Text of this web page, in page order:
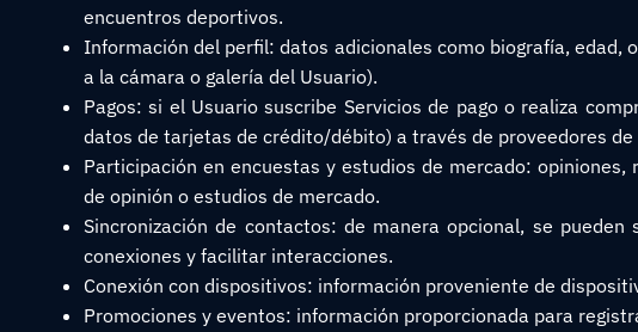
encuentros deportivos.
Información del perfil: datos adicionales como biografía,
a la cámara o galería del Usuario).
Pagos: si el Usuario suscribe Servicios de pago o realiza
datos de tarjetas de crédito/débito) a través de proveedores de
Participación en encuestas y estudios de mercado:
de opinión o estudios de mercado.
Sincronización de contactos: de manera opcional, se
conexiones y facilitar interacciones.
Conexión con dispositivos: información proveniente de
Promociones y eventos: información proporcionada para